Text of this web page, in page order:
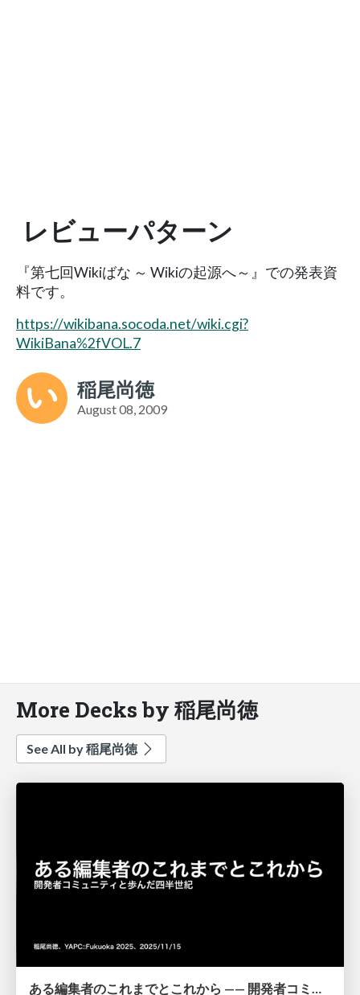
レビューパターン
『第七回Wikiばな ～ Wikiの起源へ～』での発表資
料です。
https://wikibana.socoda.net/wiki.cgi?
WikiBana%2fVOL.7
稲尾尚徳
August 08, 2009
More Decks by 稲尾尚徳
See All by 稲尾尚徳
ある編集者のこれまでとこれから —— 開発者コミュニティと歩んだ四半世紀